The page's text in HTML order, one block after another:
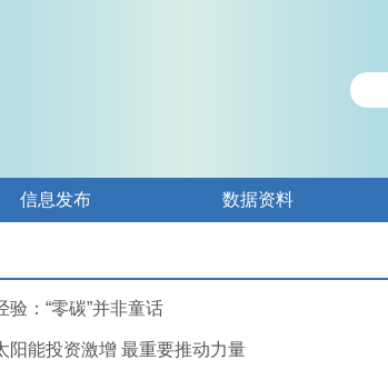
信息发布 数据资料
验：“零碳”并非童话
阳能投资激增 最重要推动力量